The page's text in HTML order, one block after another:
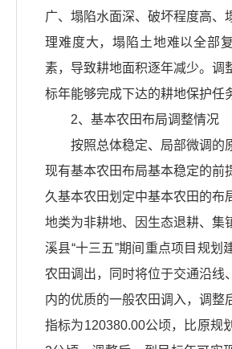
广、塌陷水面深、破坏程度高、
理难度大，塌陷土地难以全部
素，导致耕地面积逐年减少。调
标年能够完成下达的耕地保护任
2、基本农田布局调整情况
按照总体稳定、局部微调的
现有基本农田布局基本稳定的前
久基本农田划定中基本农田的布
地类为非耕地、因生态退耕、集
溪县“十三五”期间重点项目规划
农田调出，同时将位于交通沿线
内的优质的一般农田调入，调整
指标为120380.00公顷，比原规